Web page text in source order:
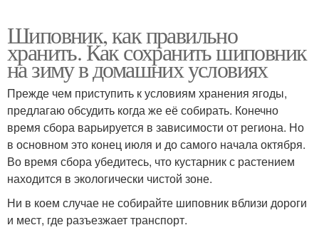
Шиповник, как правильно
хранить. Как сохранить шиповник
на зиму в домашних условиях
Прежде чем приступить к условиям хранения ягоды,
предлагаю обсудить когда же её собирать. Конечно
время сбора варьируется в зависимости от региона. Но
в основном это конец июля и до самого начала октября.
Во время сбора убедитесь, что кустарник с растением
находится в экологически чистой зоне.
Ни в коем случае не собирайте шиповник вблизи дороги
и мест, где разъезжает транспорт.